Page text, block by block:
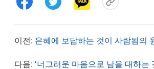
말을 듣고, 사람들 눈에 사랑이
저는 기꺼이 잠시 쉬는 것을 포기
려 했습니다. 저는 ‘남에게 부탁
원칙이 없었고, 일의 경중이나 시
이전: 은혜에 보답하는 것이 사람됨의
다음: ‘너그러운 마음으로 남을 대하는